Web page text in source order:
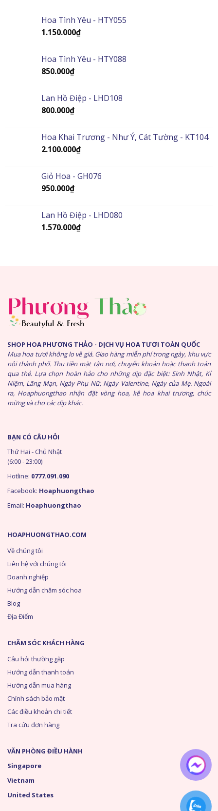
Hoa Tình Yêu - HTY055
1.150.000₫
Hoa Tình Yêu - HTY088
850.000₫
Lan Hồ Điệp - LHD108
800.000₫
Hoa Khai Trương - Như Ý, Cát Tường - KT104
2.100.000₫
Giỏ Hoa - GH076
950.000₫
Lan Hồ Điệp - LHD080
1.570.000₫
SHOP HOA PHƯƠNG THẢO - DỊCH VỤ HOA TƯƠI TOÀN QUỐC
Mua hoa tươi không lo về giá. Giao hàng miễn phí trong ngày, khu vực
nội thành phố. Thu tiền mặt tận nơi, chuyển khoản hoặc thanh toán
qua thẻ. Lựa chọn hoàn hảo cho những dịp đặc biệt: Sinh Nhật, Kỉ
Niệm, Lãng Mạn, Ngày Phụ Nữ, Ngày Valentine, Ngày của Mẹ. Ngoài
ra, Hoaphuongthao nhận đặt vòng hoa, kệ hoa khai trương, chúc
mừng và cho các dịp khác.
HOAPHUONGTHAO.COM
Về chúng tôi
Liên hệ với chúng tôi
Doanh nghiệp
Hướng dẫn chăm sóc hoa
Blog
Địa Điểm
CHĂM SÓC KHÁCH HÀNG
Câu hỏi thường gặp
Hướng dẫn thanh toán
Hướng dẫn mua hàng
Chính sách bảo mật
Các điều khoản chi tiết
Tra cứu đơn hàng
BẠN CÓ CÂU HỎI
Thứ Hai - Chủ Nhật
(6:00 - 23:00)
Hotline: 0777.091.090
Facebook: Hoaphuongthao
Email: Hoaphuongthao
VĂN PHÒNG ĐIỀU HÀNH
Singapore
Vietnam
United States